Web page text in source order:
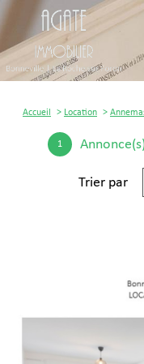
Accueil
Accueil Location
1
Trier par